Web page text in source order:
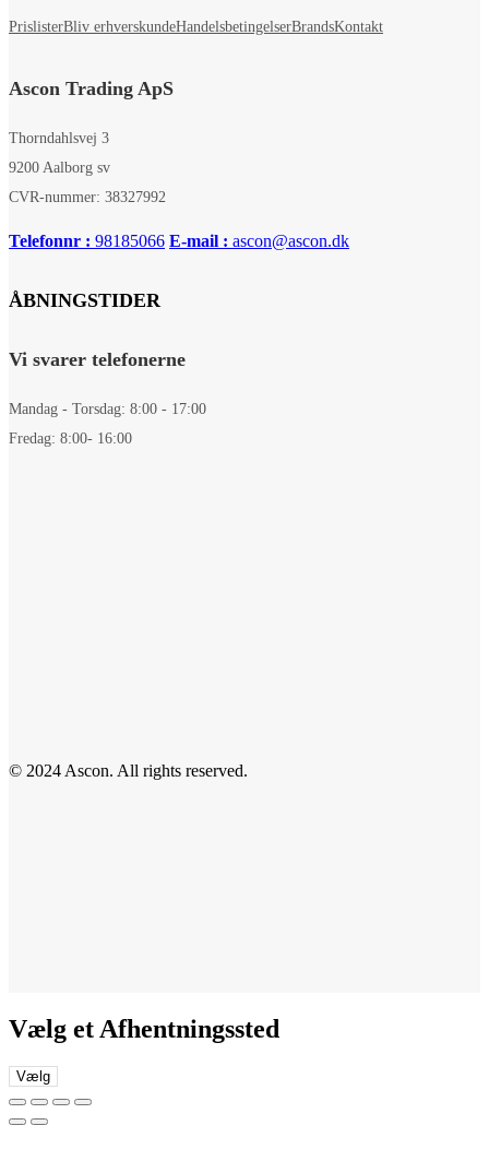
PrislisterBliv erhverskundeHandelsbetingelserBrandsKontakt
Ascon Trading ApS
Thorndahlsvej 3
9200 Aalborg sv
CVR-nummer: 38327992
Telefonnr : 98185066 E-mail : ascon@ascon.dk
ÅBNINGSTIDER
Vi svarer telefonerne
Mandag - Torsdag: 8:00 - 17:00
Fredag: 8:00- 16:00
© 2024 Ascon. All rights reserved.
Vælg et Afhentningssted
Vælg